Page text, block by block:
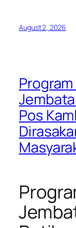
August 2, 2026
Pos